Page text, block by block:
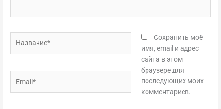
Сохранить моё
имя, email и адрес
сайта в этом
браузере для
последующих моих
комментариев.